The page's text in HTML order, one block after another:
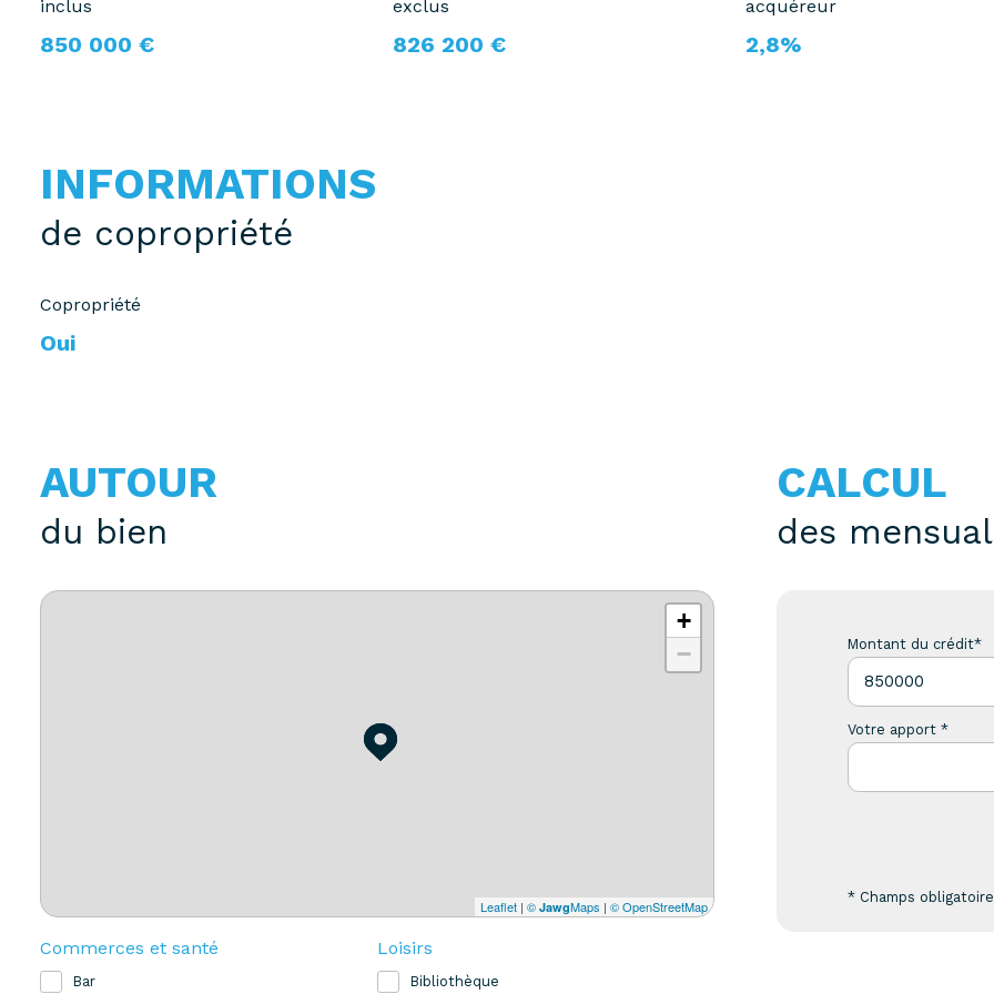
inclus
850 000 €
exclus
826 200 €
acquéreur
2,8%
INFORMATIONS
de copropriété
Copropriété
Oui
AUTOUR
du bien
+
−
Leaflet | © JawgMaps | © OpenStreetMap
Commerces et santé
Bar
Loisirs
Bibliothèque
CALCUL
des
Montant du crédit*
Votre apport *
* Champs